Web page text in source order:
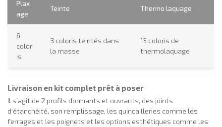
Plax
age
Teinte Thermo laquage
6
color
is
3 coloris teintés dans
la masse
15 coloris de
thermolaquage
Livraison en kit complet prêt à poser
Il s’agit de 2 profils dormants et ouvrants, des joints
d’étanchéité, son remplissage, les quincailleries comme les
ferrages et les poignets et les options esthétiques comme les